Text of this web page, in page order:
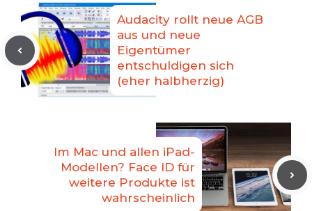
Audacity rollt neue AGB
aus und neue
Eigentümer
entschuldigen sich
(eher halbherzig)
Im Mac und allen iPad-
Modellen? Face ID für
weitere Produkte ist
wahrscheinlich